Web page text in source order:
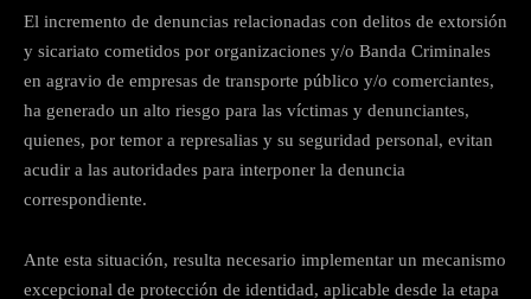
El incremento de denuncias relacionadas con delitos de extorsión
y sicariato cometidos por organizaciones y/o Banda Criminales
en agravio de empresas de transporte público y/o comerciantes,
ha generado un alto riesgo para las víctimas y denunciantes,
quienes, por temor a represalias y su seguridad personal, evitan
acudir a las autoridades para interponer la denuncia
correspondiente.
Ante esta situación, resulta necesario implementar un mecanismo
excepcional de protección de identidad, aplicable desde la etapa